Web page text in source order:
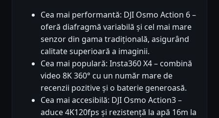
Cea mai performantă: DJI Osmo Action 6 –
oferă diafragmă variabilă și cel mai mare
senzor din gama tradițională, asigurând
calitate superioară a imaginii.
Cea mai populară: Insta360 X4 – combină
video 8K 360° cu un număr mare de
recenzii pozitive și o baterie generoasă.
Cea mai accesibilă: DJI Osmo Action3 –
aduce 4K120fps și rezistență la apă 16m la